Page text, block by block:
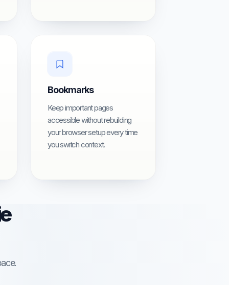
Bookmarks
Keep important pages
accessible without rebuilding
your browser setup every time
you switch context.